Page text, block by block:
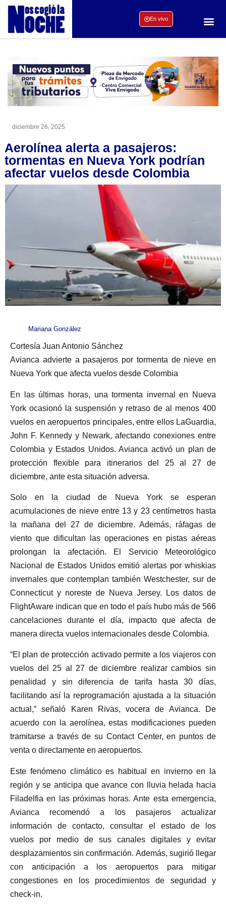
En vivo
diciembre 26, 2025
Aerolínea alerta a pasajeros:
tormentas en Nueva York podrían
afectar vuelos desde Colombia
Mariana González
Cortesía Juan Antonio Sánchez
Avianca advierte a pasajeros por tormenta de nieve en
Nueva York que afecta vuelos desde Colombia
En las últimas horas, una tormenta invernal en Nueva
York ocasionó la suspensión y retraso de al menos 400
vuelos en aeropuertos principales, entre ellos LaGuardia,
John F. Kennedy y Newark, afectando conexiones entre
Colombia y Estados Unidos. Avianca activó un plan de
protección flexible para itinerarios del 25 al 27 de
diciembre, ante esta situación adversa.
Solo en la ciudad de Nueva York se esperan
acumulaciones de nieve entre 13 y 23 centímetros hasta
la mañana del 27 de diciembre. Además, ráfagas de
viento que dificultan las operaciones en pistas aéreas
prolongan la afectación. El Servicio Meteorológico
Nacional de Estados Unidos emitió alertas por whiskias
invernales que contemplan también Westchester, sur de
Connecticut y noreste de Nueva Jersey. Los datos de
FlightAware indican que en todo el país hubo más de 566
cancelaciones durante el día, impacto que afecta de
manera directa vuelos internacionales desde Colombia.
“El plan de protección activado permite a los viajeros con
vuelos del 25 al 27 de diciembre realizar cambios sin
penalidad y sin diferencia de tarifa hasta 30 días,
facilitando así la reprogramación ajustada a la situación
actual,” señaló Karen Rivas, vocera de Avianca. De
acuerdo con la aerolínea, estas modificaciones pueden
tramitarse a través de su Contact Center, en puntos de
venta o directamente en aeropuertos.
Este fenómeno climático es habitual en invierno en la
región y se anticipa que avance con lluvia helada hacia
Filadelfia en las próximas horas. Ante esta emergencia,
Avianca recomendó a los pasajeros actualizar
información de contacto, consultar el estado de los
vuelos por medio de sus canales digitales y evitar
desplazamientos sin confirmación. Además, sugirió llegar
con anticipación a los aeropuertos para mitigar
congestiones en los procedimientos de seguridad y
check-in.